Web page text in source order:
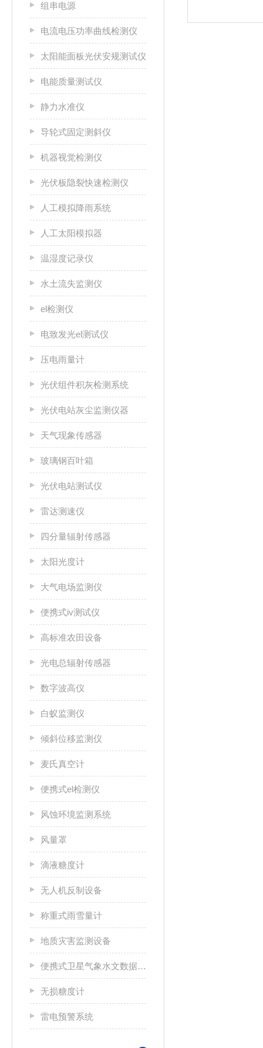
组串电源
电流电压功率曲线检测仪
太阳能面板光伏安规测试仪
电能质量测试仪
静力水准仪
导轮式固定测斜仪
机器视觉检测仪
光伏板隐裂快速检测仪
人工模拟降雨系统
人工太阳模拟器
温湿度记录仪
水土流失监测仪
el检测仪
电致发光el测试仪
压电雨量计
光伏组件积灰检测系统
光伏电站灰尘监测仪器
天气现象传感器
玻璃钢百叶箱
光伏电站测试仪
雷达测速仪
四分量辐射传感器
太阳光度计
大气电场监测仪
便携式iv测试仪
高标准农田设备
光电总辐射传感器
数字波高仪
白蚁监测仪
倾斜位移监测仪
麦氏真空计
便携式el检测仪
风蚀环境监测系统
风量罩
滴液糖度计
无人机反制设备
称重式雨雪量计
地质灾害监测设备
便携式卫星气象水文数据广播接收设备
无损糖度计
雷电预警系统